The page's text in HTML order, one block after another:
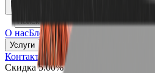
О насБлогОплата
Услуги
Контакты
Скидка 5.00% на Надгробные плиты